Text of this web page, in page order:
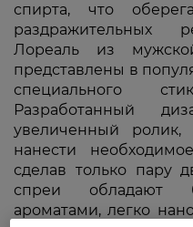
спирта, что
раздражительных
Лореаль из
представлены в
специального
Разработанный
увеличенный ролик,
нанести
сделав только пару
спреи обладают
ароматами, легко